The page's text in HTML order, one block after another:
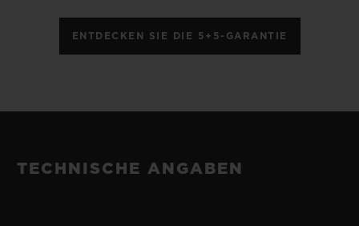
ENTDECKEN SIE DIE 5+5-GARANTIE
TECHNISCHE ANGABEN